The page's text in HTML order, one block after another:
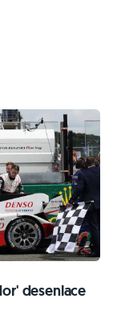
desenlace